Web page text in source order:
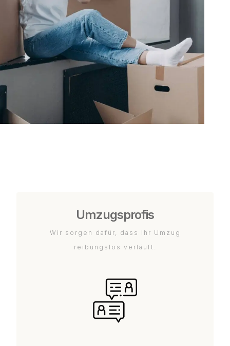
Umzugsprofis
Wir sorgen dafür, dass Ihr Umzug
reibungslos verläuft.